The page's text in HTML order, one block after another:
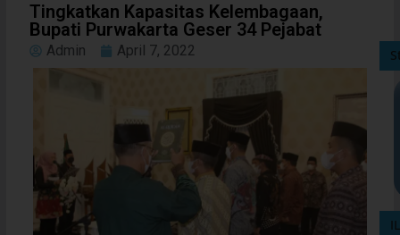
Tingkatkan Kapasitas Kelembagaan,
Bupati Purwakarta Geser 34 Pejabat
Admin April 7, 2022